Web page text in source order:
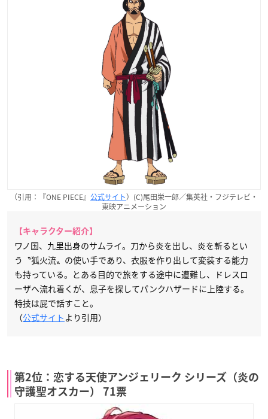
（引用：『ONE PIECE』 公式サイト）(C)尾田栄一郎／集英社・フジテレビ・
東映アニメーション
【キャラクター紹介】
ワノ国、九里出身のサムライ。刀から炎を出し、炎を斬るとい
う〝狐火流〟の使い手であり、衣服を作り出して変装する能力
も持っている。とある目的で旅をする途中に遭難し、ドレスロ
ーザへ流れ着くが、息子を探してパンクハザードに上陸する。
特技は屁で話すこと。
（公式サイト より引用）
第2位：恋する天使アンジェリーク シリーズ（炎の
守護聖オスカー） 71票